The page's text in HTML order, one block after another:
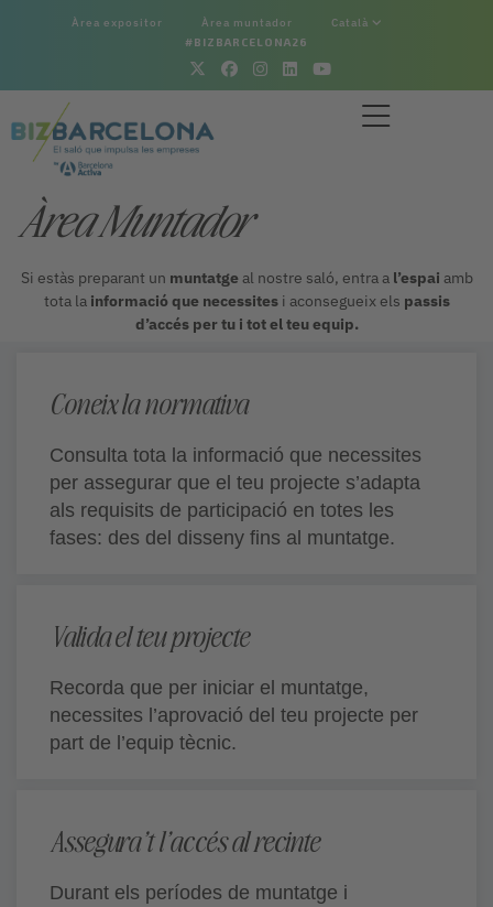
Àrea expositor Àrea muntador Català
#BIZBARCELONA26
Àrea Muntador
Si estàs preparant un muntatgeal nostre saló, entra a l’espai amb
tota la informació que necessitesi aconsegueix els passis
d’accés per tu i tot el teu equip.
Coneix la normativa
Consulta tota la informació que necessites
per assegurar que el teu projecte s’adapta
als requisits de participació en totes les
fases: des del disseny fins al muntatge.
Valida el teu projecte
Recorda que per iniciar el muntatge,
necessites l’aprovació del teu projecte per
part de l’equip tècnic.
Assegura’t l’accés al recinte
Durant els períodes de muntatge i